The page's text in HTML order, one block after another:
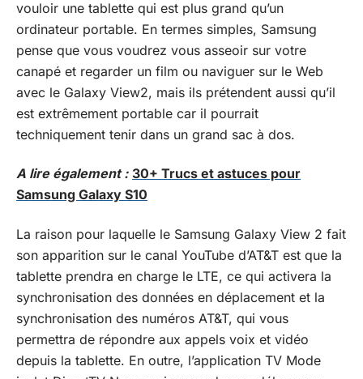
vouloir une tablette qui est plus grand qu’un
ordinateur portable. En termes simples, Samsung
pense que vous voudrez vous asseoir sur votre
canapé et regarder un film ou naviguer sur le Web
avec le Galaxy View2, mais ils prétendent aussi qu’il
est extrêmement portable car il pourrait
techniquement tenir dans un grand sac à dos.
A lire également : 30+ Trucs et astuces pour
Samsung Galaxy S10
La raison pour laquelle le Samsung Galaxy View 2 fait
son apparition sur le canal YouTube d’AT&T est que la
tablette prendra en charge le LTE, ce qui activera la
synchronisation des données en déplacement et la
synchronisation des numéros AT&T, qui vous
permettra de répondre aux appels voix et vidéo
depuis la tablette. En outre, l’application TV Mode